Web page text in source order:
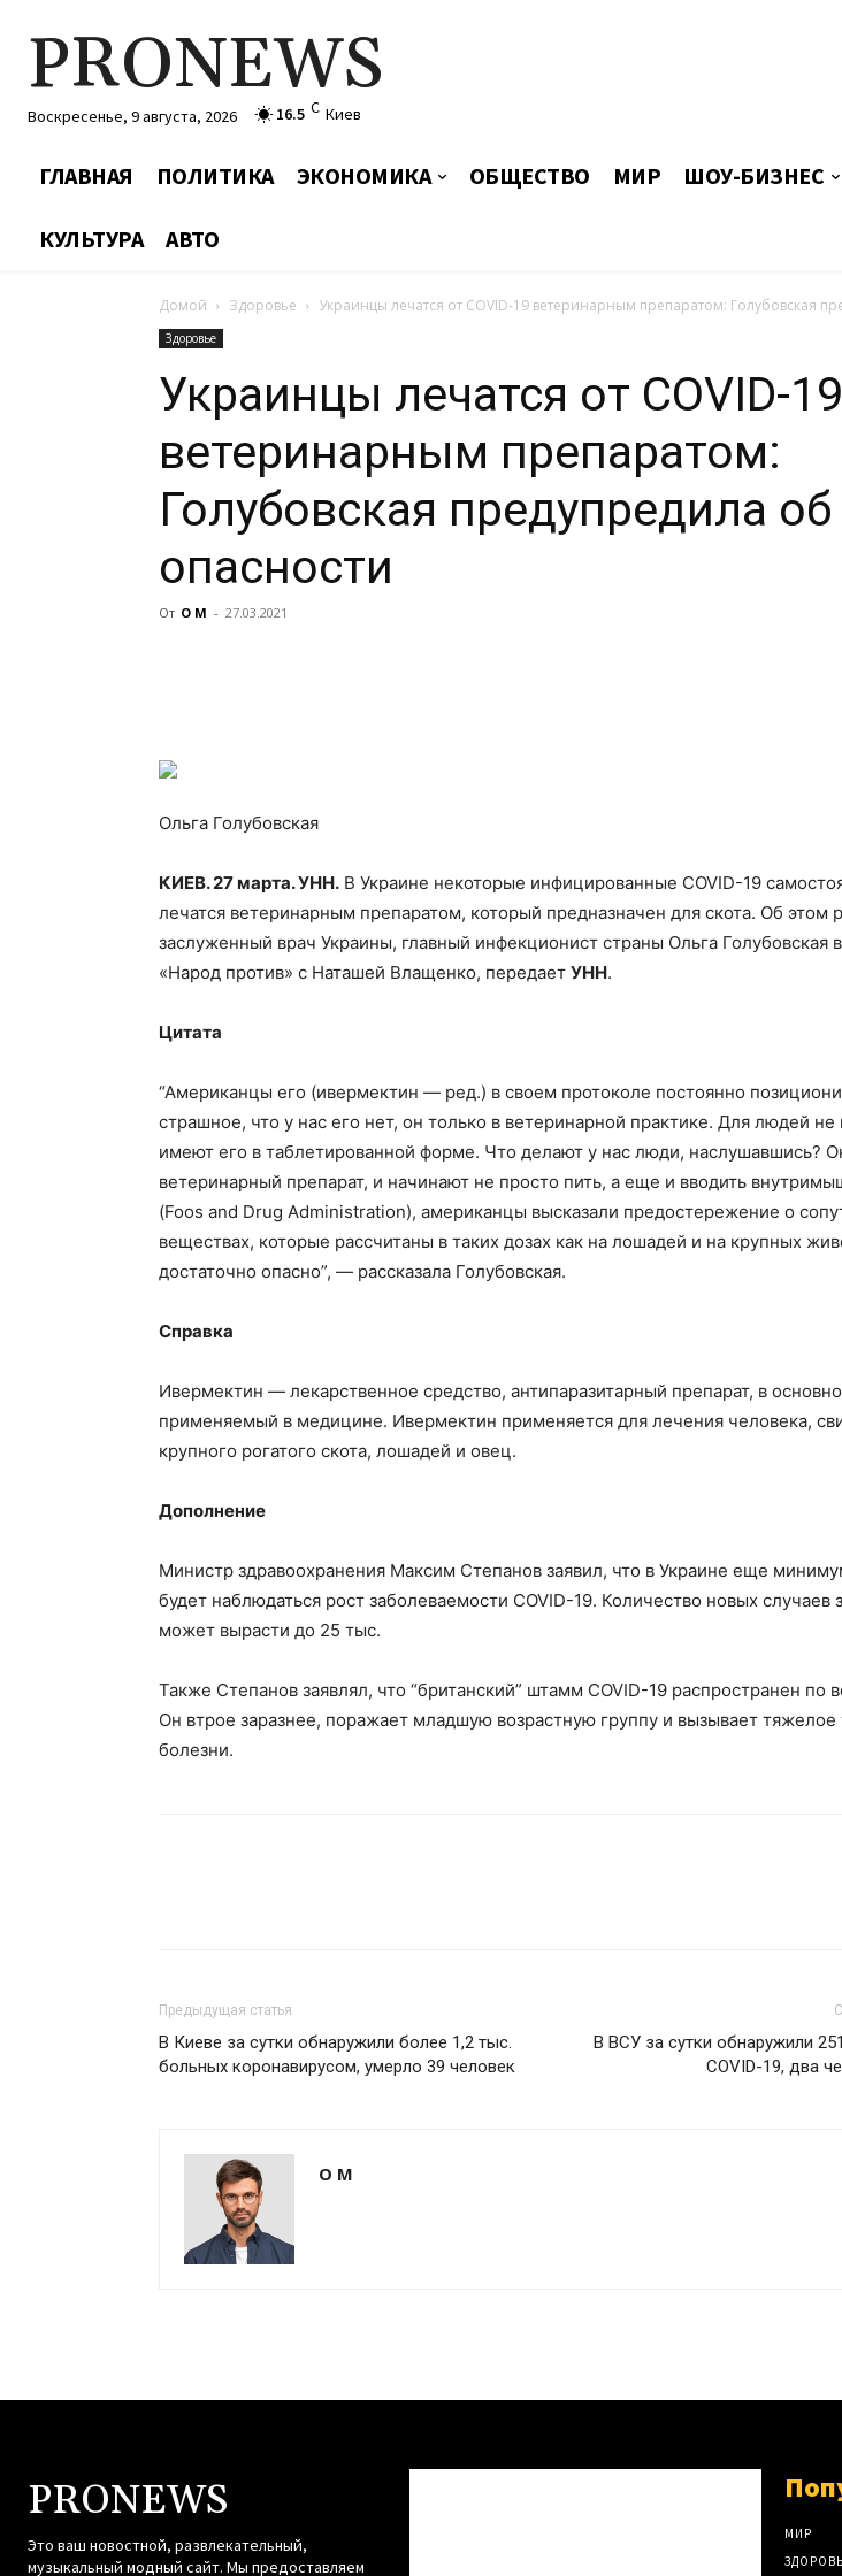
PRONEWS
Воскресенье, 9 августа, 2026 16.5 C Киев
ГЛАВНАЯ ПОЛИТИКА ЭКОНОМИКА ОБЩЕСТВО МИР ШОУ-БИЗНЕС
КУЛЬТУРА АВТО
Домой Здоровье Украинцы лечатся от COVID-19 ветеринарным препаратом: Голубовская
Здоровье
Украинцы лечатся от COVID-19
ветеринарным препаратом:
Голубовская предупредила об
опасности
От О М - 27.03.2021
Ольга Голубовская
КИЕВ. 27 марта. УНН. В Украине некоторые инфицированные COVID-19
лечатся ветеринарным препаратом, который предназначен для скота. Об этом
заслуженный врач Украины, главный инфекционист страны Ольга Голубовская
«Народ против» с Наташей Влащенко, передает УНН.
Цитата
“Американцы его (ивермектин — ред.) в своем протоколе постоянно
страшное, что у нас его нет, он только в ветеринарной практике. Для людей не
имеют его в таблетированной форме. Что делают у нас люди, наслушавшись?
ветеринарный препарат, и начинают не просто пить, а еще и вводить
(Foos and Drug Administration), американцы высказали предостережение о
веществах, которые рассчитаны в таких дозах как на лошадей и на крупных
достаточно опасно”, — рассказала Голубовская.
Справка
Ивермектин — лекарственное средство, антипаразитарный препарат, в
применяемый в медицине. Ивермектин применяется для лечения человека,
крупного рогатого скота, лошадей и овец.
Дополнение
Министр здравоохранения Максим Степанов заявил, что в Украине еще
будет наблюдаться рост заболеваемости COVID-19. Количество новых случаев
может вырасти до 25 тыс.
Также Степанов заявлял, что “британский” штамм COVID-19 распространен по
Он втрое заразнее, поражает младшую возрастную группу и вызывает тяжелое
болезни.
Предыдущая статья
В Киеве за сутки обнаружили более 1,2 тыс.
больных коронавирусом, умерло 39 человек
В ВСУ за сутки обнаружили
COVID-19, два
О М
PRONEWS
Это ваш новостной, развлекательный,
музыкальный модный сайт. Мы предоставляем
МИР